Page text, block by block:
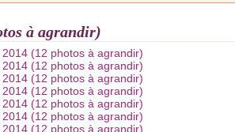
à agrandir)